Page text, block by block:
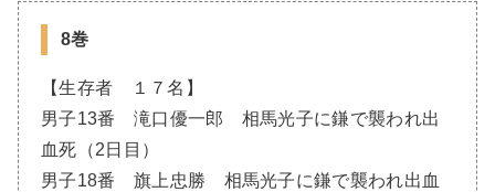
8巻
【生存者 １７名】
男子13番 滝口優一郎 相馬光子に鎌で襲われ出
血死（2日目）
男子18番 旗上忠勝 相馬光子に鎌で襲われ出血